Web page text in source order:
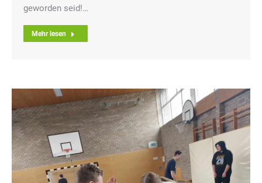
geworden seid!…
Mehr lesen